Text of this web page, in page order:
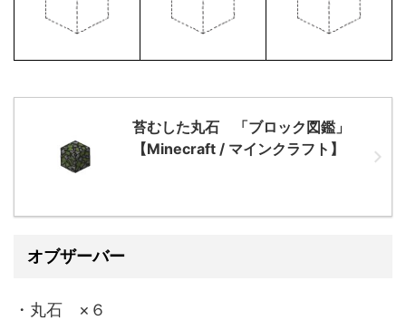
苔むした丸石 「ブロック図鑑」
【Minecraft / マインクラフト】
オブザーバー
・丸石 ×６